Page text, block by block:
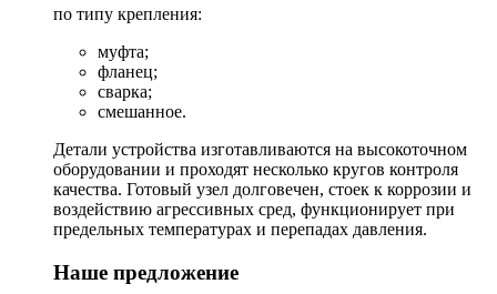
по типу крепления:
муфта;
фланец;
сварка;
смешанное.
Детали устройства изготавливаются на высокоточном
оборудовании и проходят несколько кругов контроля
качества. Готовый узел долговечен, стоек к коррозии и
воздействию агрессивных сред, функционирует при
предельных температурах и перепадах давления.
Наше предложение